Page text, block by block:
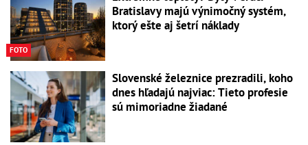
FOTO
Bratislavy majú výnimočný systém,
ktorý ešte aj šetrí náklady
Slovenské železnice prezradili, koho
dnes hľadajú najviac: Tieto profesie
sú mimoriadne žiadané